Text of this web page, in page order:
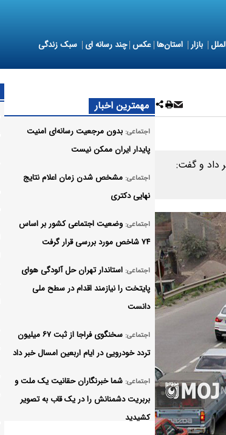
بازار استان‌ها عکس چند رسانه ای سبک زندگی
داد و گفت:
مهمترین اخبار
اجتماعی: بدون مرجعیت رسانه‌ای امنیت
پایدار ایران ممکن نیست
اجتماعی: مشخص شدن زمان اعلام نتایج
نهایی دکتری
اجتماعی: وضعیت اجتماعی کشور بر اساس
۷۴ شاخص مورد بررسی قرار گرفت
اجتماعی: استاندار تهران حل آلودگی هوای
پایتخت را نیازمند اقدام در سطح ملی
دانست
اجتماعی:
سخنگوی فراجا از ثبت ۶۷ میلیون
تردد خودرویی در ایام اربعین امسال خبر داد
اجتماعی: شما خبرنگاران حقانیت یک ملت و
بربریت دشمنانش را در یک قاب به تصویر
کشیدید